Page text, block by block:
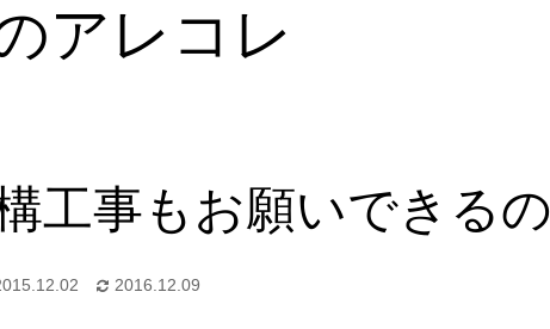
アレコレ
工事もお願いできるの
2016.12.09